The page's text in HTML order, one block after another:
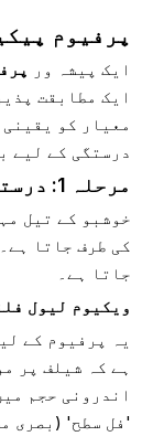
پرفیوم
ایک پیشہ ور
ایک مطابقت
معیار کو
درستگی کے لیے
مرحلہ 1: درستگی بھرنا
خوشبو کے تیل
کی طرف جاتا
جاتا ہے۔
ویکیوم لیول
یہ پرفیوم کے
ہے کہ شیلف پر
اندرونی حجم
'فل سطح' (بصری